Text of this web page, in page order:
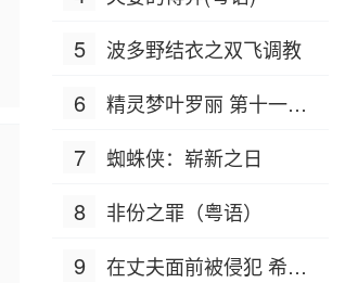
5 波多野结衣之双飞调教
6
精灵梦叶罗丽 第十一季
7 蜘蛛侠：崭新之日
8 非份之罪（粤语）
9
在丈夫面前被侵犯 希岛